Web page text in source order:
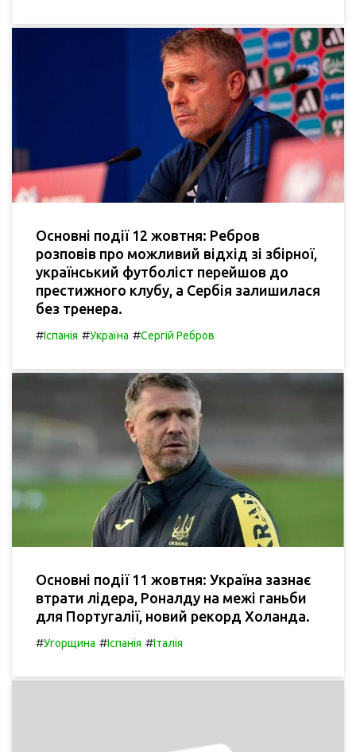
Основні події 12 жовтня: Ребров
розповів про можливий відхід зі збірної,
український футболіст перейшов до
престижного клубу, а Сербія залишилася
без тренера.
#Іспанія #Україна #Сергій Ребров
Основні події 11 жовтня: Україна зазнає
втрати лідера, Роналду на межі ганьби
для Португалії, новий рекорд Холанда.
#Угорщина #Іспанія #Італія